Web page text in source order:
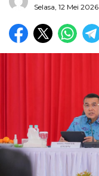
Selasa, 12 Mei 2026